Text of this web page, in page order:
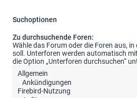
Suchoptionen
Zu durchsuchende Foren:
Wähle das Forum oder die Foren aus,
soll. Unterforen werden automatisch
die Option „Unterforen durchsuchen“